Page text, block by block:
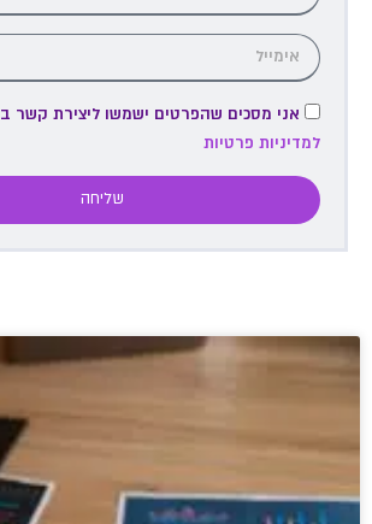
אני מסכים שהפרטים ישמשו ליצירת קשר
למדיניות פרטיות
שליחה